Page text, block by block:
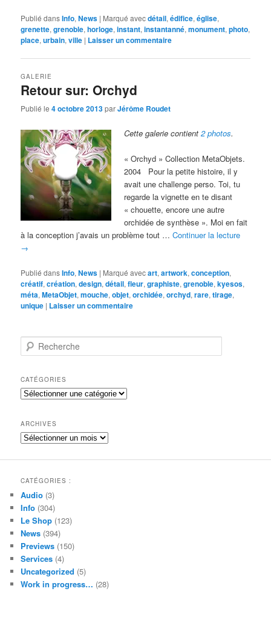
Publié dansInfo,News | Marqué avecdétail,édifice,église,
grenette,grenoble,horloge,instant,instantanné,monument,photo,
place,urbain,ville | Laisser un commentaire
Retour sur: Orchyd
GALERIE
Publié le4 octobre 2013parJérôme Roudet
Cette galerie contient2 photos.
« Orchyd » Collection MetaObjets.
2004 Pour la petite histoire, il y
avait une challenge perso. Toi, tu
regarde la vignette en te disant
« chouette, encore une autre
orchidée de synthèse ». Moi en fait
à la conception j’avais un problème tout …Continuer la lecture
→
Publié dansInfo,News | Marqué avecart,artwork,conception,
créatif,création,design,détail,fleur,graphiste,grenoble,kyesos,
méta,MetaObjet,mouche,objet,orchidée,orchyd,rare,tirage,
unique | Laisser un commentaire
e
h
e
r
h
e
CATÉGORIES
Catégories
ARCHIVES
Archives
CATÉGORIES :
Audio (3)
Info (304)
Le Shop (123)
News (394)
Previews (150)
Services (4)
Uncategorized (5)
Work in progress… (28)